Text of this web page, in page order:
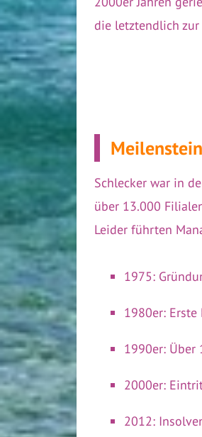
die letztendlich
Schlecker war in
über 13.000
Leider führten
1975:
1980er:
1990er: Über
2000er:
2012: